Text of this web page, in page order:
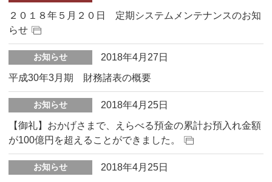
２０１８年５月２０日 定期システムメンテナンスのお知
らせ
お知らせ
2018年4月27日
平成30年3月期 財務諸表の概要
お知らせ
2018年4月25日
【御礼】おかげさまで、えらべる預金の累計お預入れ金額
が100億円を超えることができました。
お知らせ
2018年4月25日